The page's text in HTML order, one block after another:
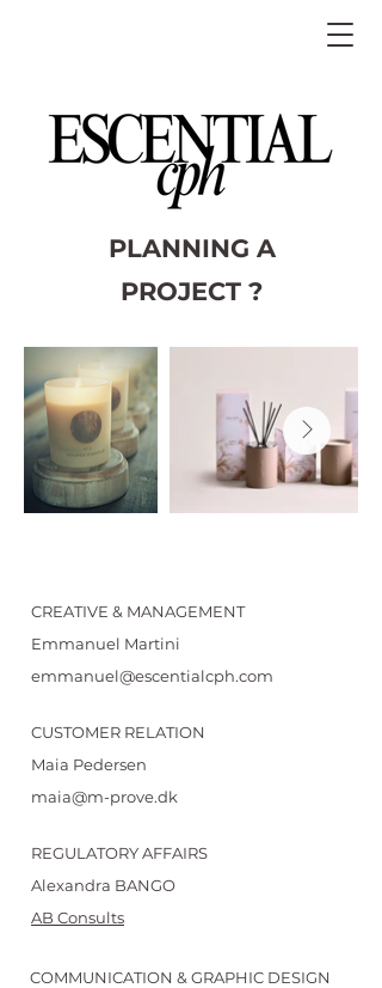
PLANNING A
PROJECT ?
CREATIVE & MANAGEMENT
Emmanuel Martini
emmanuel@escentialcph.com
CUSTOMER RELATION
Maia Pedersen
maia@m-prove.dk
REGULATORY AFFAIRS
Alexandra BANGO
AB Consults
COMMUNICATION & GRAPHIC DESIGN